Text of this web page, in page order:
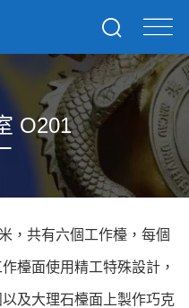
O201
，共有六個工作檯，每個
檯面使用精工特殊設計，
及大理石檯面上製作巧克